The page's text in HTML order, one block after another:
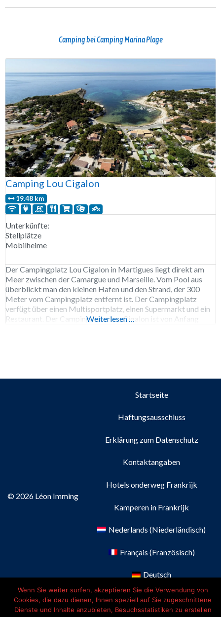
Camping bei Camping Marina Plage
Camping Lou Cigalon
19.48 km
Unterkünfte:
Stellplätze
Mobilheime
Der Campingplatz Lou Cigalon in Martigues liegt direkt am
Meer zwischen der Camargue und Marseille. Vom Pool aus
überblickt man den kleinen Hafen und den Strand, der 300
Meter vom Campingplatz entfernt ist. Der Campingplatz
verfügt über einen Multisportplatz, einen Supermarkt und ein
Restaurant. Der Campingplatz Lou Cigalon ist von Anfang
Weiterlesen …
© 2026 Léon Imming
Startseite
Haftungsausschluss
Erklärung zum Datenschutz
Kontaktangaben
Hotels onderweg Frankrijk
Kamperen in Frankrijk
Nederlands (Niederländisch)
Français (Französisch)
Deutsch
English (Englisch)
Wenn Sie weiter surfen, akzeptieren Sie die Verwendung von
Cookies, die dazu dienen, Ihnen speziell auf Sie zugeschnittene
Dienste und Inhalte anzubieten, Besuchsstatistiken zu erstellen